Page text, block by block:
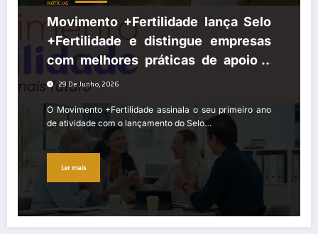
NOTÍCIAS
Movimento +Fertilidade lança Selo
+Fertilidade e distingue empresas
com melhores práticas de apoio à
parentalidade
29 De Junho, 2026
O Movimento +Fertilidade assinala o seu primeiro ano
de atividade com o lançamento do Selo…
Ler mais